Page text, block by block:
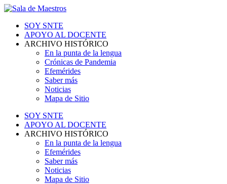
SOY SNTE
APOYO AL DOCENTE
ARCHIVO HISTÓRICO
En la punta de la lengua
Crónicas de Pandemia
Efemérides
Saber más
Noticias
Mapa de Sitio
SOY SNTE
APOYO AL DOCENTE
ARCHIVO HISTÓRICO
En la punta de la lengua
Efemérides
Saber más
Noticias
Mapa de Sitio